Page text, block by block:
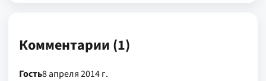
Комментарии (1)
Гость8 апреля 2014 г.